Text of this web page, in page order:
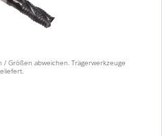
Größen abweichen. Trägerwerkzeuge